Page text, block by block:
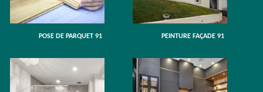
POSE DE PARQUET 91 PEINTURE FAÇADE 91